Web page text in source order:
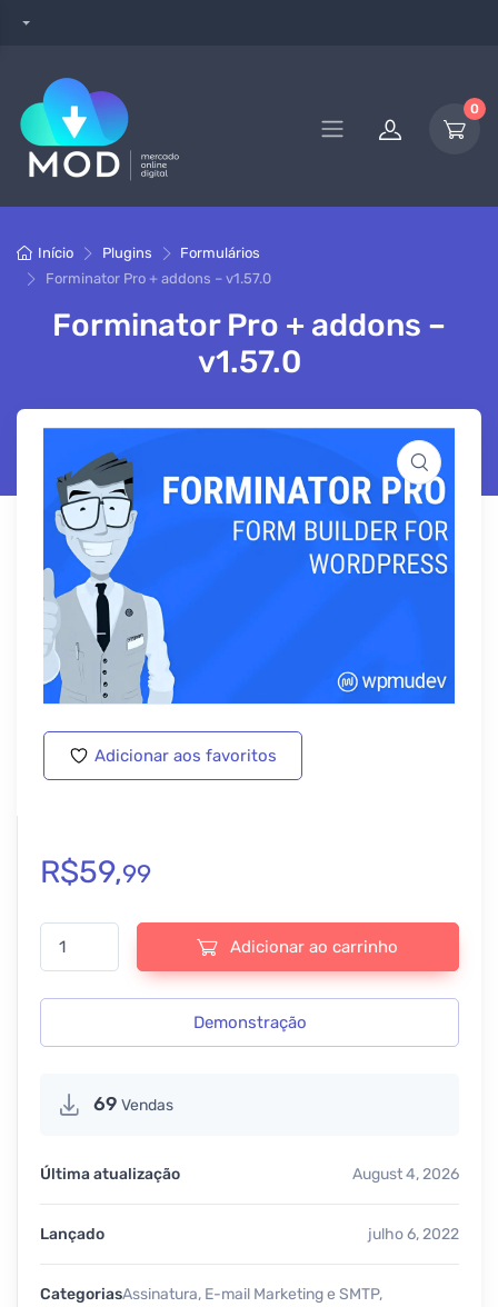
0
Início Plugins
Formulários
Forminator Pro + addons – v1.57.0
Forminator Pro + addons –
v1.57.0
Adicionar aos favoritos
R$59,99
Forminator Pro + addons - v1.57.0 quantidade
Adicionar ao carrinho
Demonstração
69 Vendas
Última atualização August 4, 2026
Lançado julho 6, 2022
CategoriasAssinatura, E-mail Marketing e SMTP,